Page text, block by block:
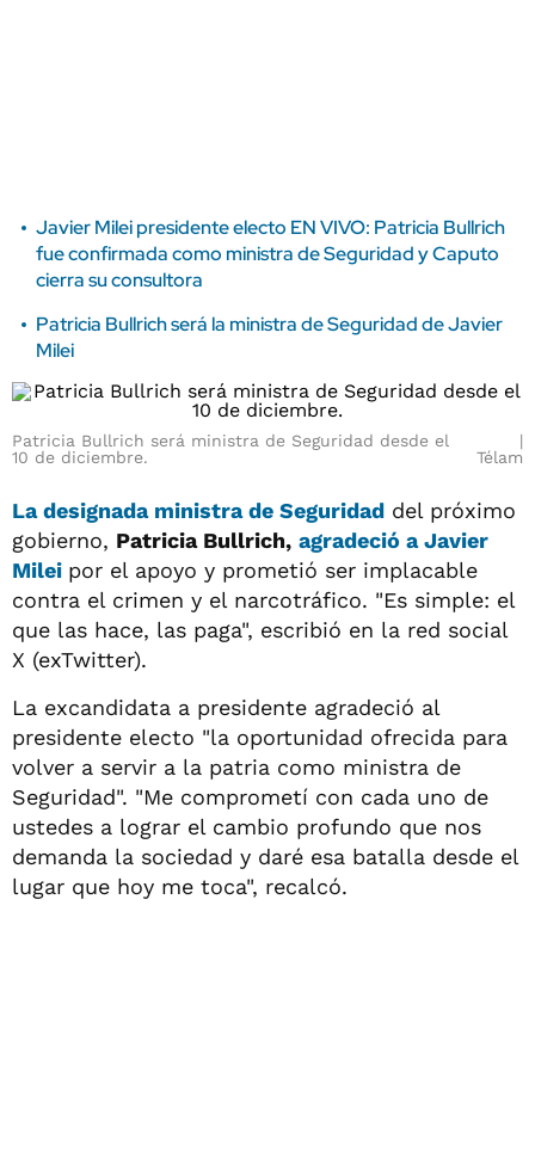
Javier Milei presidente electo EN VIVO: Patricia Bullrich
fue confirmada como ministra de Seguridad y Caputo
cierra su consultora
Patricia Bullrich será la ministra de Seguridad de Javier
Milei
Patricia Bullrich será ministra de Seguridad desde el
10 de diciembre.
Télam
La designada ministra de Seguridad del próximo
gobierno, Patricia Bullrich, agradeció a Javier
Milei por el apoyo y prometió ser implacable
contra el crimen y el narcotráfico. "Es simple: el
que las hace, las paga", escribió en la red social
X (exTwitter).
La excandidata a presidente agradeció al
presidente electo "la oportunidad ofrecida para
volver a servir a la patria como ministra de
Seguridad". "Me comprometí con cada uno de
ustedes a lograr el cambio profundo que nos
demanda la sociedad y daré esa batalla desde el
lugar que hoy me toca", recalcó.